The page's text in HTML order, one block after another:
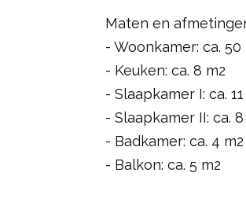
Maten en
- Woonkamer: ca. 50
- Keuken: ca. 8 m2
- Slaapkamer I: ca.
- Slaapkamer II: ca. 8
- Badkamer: ca. 4 m2
- Balkon: ca. 5 m2